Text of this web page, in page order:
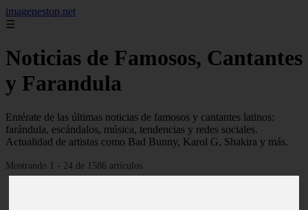
imagenestop.net
☰
Noticias de Famosos, Cantantes
y Farandula
Entérate de las últimas noticias de famosos y cantantes latinos:
farándula, escándalos, música, tendencias y redes sociales.
Actualidad de artistas como Bad Bunny, Karol G, Shakira y más.
Mostrando 1 - 24 de 1586 artículos